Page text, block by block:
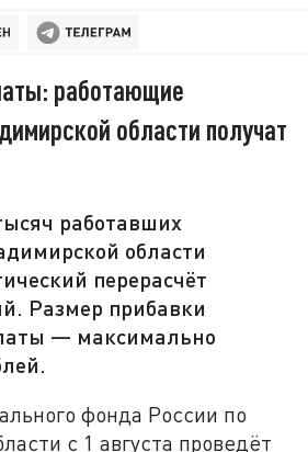
работающие
области получат
работавших
области
перерасчёт
Размер прибавки
— максимально
фонда России по
с 1 августа проведёт